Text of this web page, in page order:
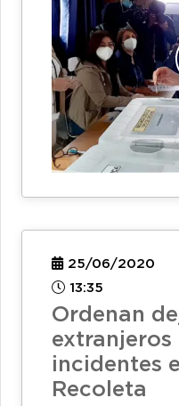
25/06/2020
13:35
Ordenan
extranjeros
incidentes
Recoleta